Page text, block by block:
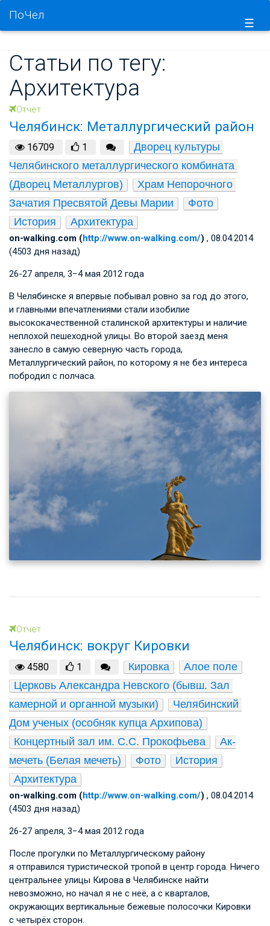
☰
ПоЧел
Статьи по тегу:
Архитектура
Отчет
Челябинск: Металлургический район
16709 1
Дворец культуры
Челябинского металлургического комбината
(Дворец Металлургов)
Храм Непорочного
Зачатия Пресвятой Девы Марии
Фото
История
Архитектура
on-walking.com (http://www.on-walking.com/) , 08.04.2014
(4503 дня назад)
26­-27 апреля, 3−4 мая 2012 года
В Челябинске я впервые побывал ровно за год до этого,
и главными впечатлениями стали изобилие
высококачественной сталинской архитектуры и наличие
неплохой пешеходной улицы. Во второй заезд меня
занесло в самую северную часть города,
Металлургический район, по которому я не без интереса
побродил с полчаса.
Отчет
Челябинск: вокруг Кировки
4580 1 Кировка
Алое поле
Церковь Александра Невского (бывш. Зал
камерной и органной музыки)
Челябинский
Дом ученых (особняк купца Архипова)
Концертный зал им. С.С. Прокофьева
Ак-
мечеть (Белая мечеть)
Фото
История
Архитектура
on-walking.com (http://www.on-walking.com/) , 08.04.2014
(4503 дня назад)
26­-27 апреля, 3−4 мая 2012 года
После прогулки по Металлургическому району
я отправился туристической тропой в центр города. Ничего
центральнее улицы Кирова в Челябинске найти
невозможно, но начал я не с неё, а с кварталов,
окружающих вертикальные бежевые полосочки Кировки
с четырёх сторон.